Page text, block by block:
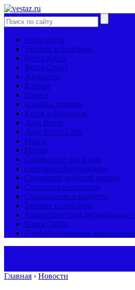
карта сайта
Тюнинг и стайлинг
Веста Кросс
Веста Спорт
Жидкости
Климат
Колеса
Коробка передач
Кузов и багажник
Лада Веста
Лада Веста CNG
Мозги
Мотор
Салон и все что в нем
Световое оборудование
Сравнение моделей машин
Страницы механиков
Страхование и кредиты
Тюнинг и стайлинг
Характеристики автомобиля и
Карта Сайта
Профессиональная
Главная › Новости